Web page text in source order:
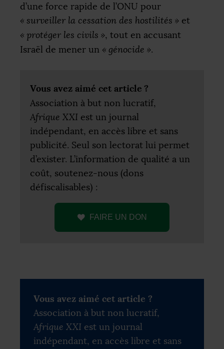
d’une force rapide de l’ONU pour
« surveiller la cessation des hostilités » et
« protéger les civils », tout en accusant
Israël de mener un « génocide ».
Vous avez aimé cet article ?
Association à but non lucratif,
Afrique XXI est un journal
indépendant, en accès libre et sans
publicité. Seul son lectorat lui permet
d’exister. L’information de qualité a un
coût, soutenez-nous (dons
défiscalisables) :
FAIRE UN DON
Vous avez aimé cet article ?
Association à but non lucratif,
Afrique XXI est un journal
indépendant, en accès libre et sans